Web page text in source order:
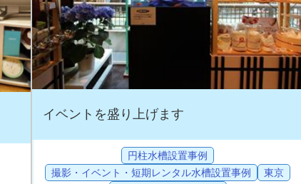
イベントを盛り上げます
円柱水槽設置事例
撮影・イベント・短期レンタル水槽設置事例
東京